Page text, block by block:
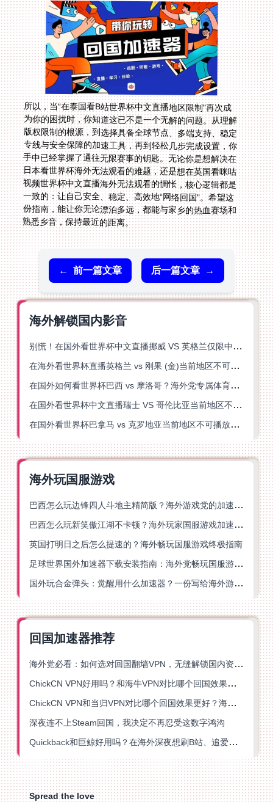
所以，当“在泰国看B站世界杯中文直播地区限制”再次成
为你的困扰时，你知道这已不是一个无解的问题。从理解
版权限制的根源，到选择具备全球节点、多端支持、稳定
专线与安全保障的加速工具，再到轻松几步完成设置，你
手中已经掌握了通往无限赛事的钥匙。无论你是想解决在
日本看世界杯海外无法观看的难题，还是想在英国看咪咕
视频世界杯中文直播海外无法观看的惆怅，核心逻辑都是
一致的：让自己安全、稳定、高效地“网络回国”。希望这
份指南，能让你无论漂泊多远，都能与家乡的热血赛场和
熟悉乡音，保持最近的距离。
← 前一篇文章 后一篇文章 →
海外解锁国内影音
别慌！在国外看世界杯中文直播挪威 VS 英格兰仅限中国大陆？这篇指南帮你搞定
在海外看世界杯直播英格兰 vs 刚果 (金)当前地区不可播放？这篇指南帮你突破所有限制
在国外如何看世界杯巴西 vs 摩洛哥？海外党专属体育观赛指南来了
在国外看世界杯中文直播瑞士 VS 哥伦比亚当前地区不可播放？这篇指南帮你搞定
在国外看世界杯巴拿马 vs 克罗地亚当前地区不可播放？这篇指南帮你轻松解决海外体育直播难题
海外玩国服游戏
巴西怎么玩边锋四人斗地主精简版？海外游戏党的加速器终极选择
巴西怎么玩新笑傲江湖不卡顿？海外玩家国服游戏加速终极指南（附猫和老鼠一梦江湖实测）
英国打明日之后怎么提速的？海外畅玩国服游戏终极指南
足球世界国外加速器下载安装指南：海外党畅玩国服游戏的终极解决方案
国外玩合金弹头：觉醒用什么加速器？一份写给海外游子的畅玩指南
回国加速器推荐
海外党必看：如何选对回国翻墙VPN，无缝解锁国内资源？
ChickCN VPN好用吗？和海牛VPN对比哪个回国效果更好？
ChickCN VPN和当归VPN对比哪个回国效果更好？海外党亲测后选了它
深夜连不上Steam回国，我决定不再忍受这数字鸿沟
Quickback和巨鲸好用吗？在海外深夜想刷B站、追爱奇艺的你，或许正需要这份答案
Spread the love